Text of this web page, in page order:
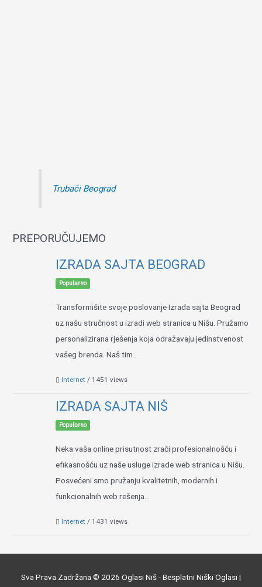
Trubači Beograd
PREPORUČUJEMO
IZRADA SAJTA BEOGRAD
Popularno
Transformišite svoje poslovanje Izrada sajta Beograd
uz našu stručnost u izradi web stranica u Nišu. Pružamo
personalizirana rješenja koja odražavaju jedinstvenost
vašeg brenda. Naš tim...
Internet / 1451 views
IZRADA SAJTA NIŠ
Popularno
Neka vaša online prisutnost zrači profesionalnošću i
efikasnošću uz naše usluge izrade web stranica u Nišu.
Posvećeni smo pružanju kvalitetnih, modernih i
funkcionalnih web rešenja...
Internet / 1431 views
Sva Prava Zadržana © 2026 Oglasi Niš - Besplatni Niški Oglasi|